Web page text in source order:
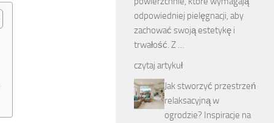
odpowiedniej pielęgnacji, aby
zachować swoją estetykę i
trwałość. Z …
czytaj artykuł
Jak stworzyć przestrzeń
relaksacyjną w
ogrodzie? Inspiracje na